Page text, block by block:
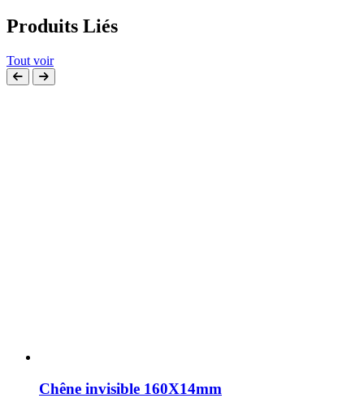
Produits Liés
Tout voir
Chêne invisible 160X14mm